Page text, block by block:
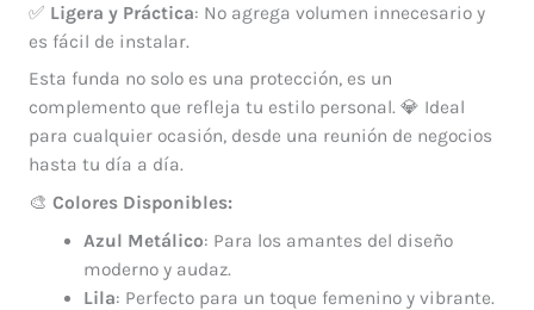
✅ Ligera y Práctica: No agrega volumen innecesario y
es fácil de instalar.
Esta funda no solo es una protección, es un
complemento que refleja tu estilo personal. 💎 Ideal
para cualquier ocasión, desde una reunión de negocios
hasta tu día a día.
🎨 Colores Disponibles:
Azul Metálico: Para los amantes del diseño
moderno y audaz.
Lila: Perfecto para un toque femenino y vibrante.